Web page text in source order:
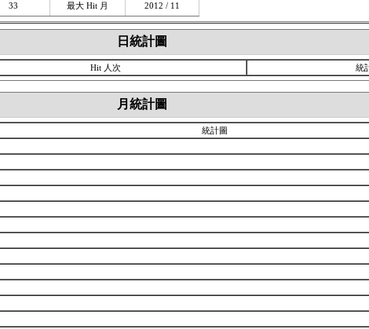
33 最大 Hit 月 2012 / 11
日統計圖
Hit 人次 統
月統計圖
統計圖